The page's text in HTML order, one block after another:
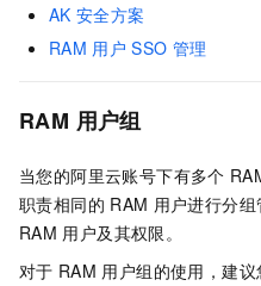
AK 安全方案
RAM 用户 SSO 管理
RAM 用户组
当您的阿里云账号下有多个
职责相同的 RAM 用户进行分
RAM 用户及其权限。
对于 RAM 用户组的使用，建议